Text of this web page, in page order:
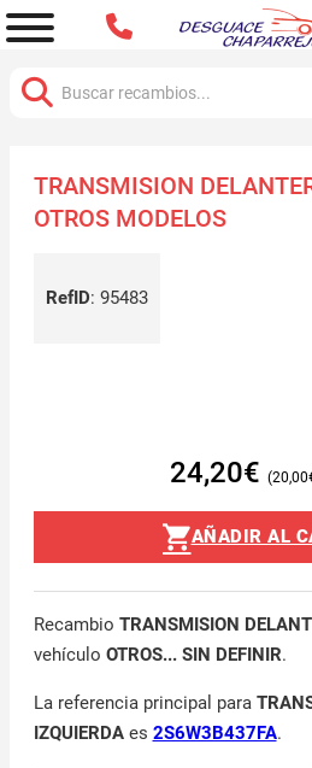
TRANSMISION
OTROS MODELOS
RefID: 95483
24,20€ 20,00
AÑADIR AL
Recambio TRANSMISION
vehículo OTROS... SIN DEFINIR.
La referencia principal para
IZQUIERDAes 2S6W3B437FA.